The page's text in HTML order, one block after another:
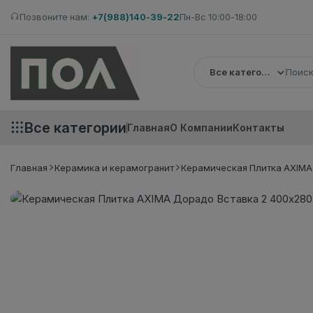
Позвоните нам: +7(988)140-39-22Пн-Вс 10:00-18:00
Все категории
Все категорииГлавнаяО КомпанииКонтакты
Главная Керамика и керамогранит Керамическая Плитка